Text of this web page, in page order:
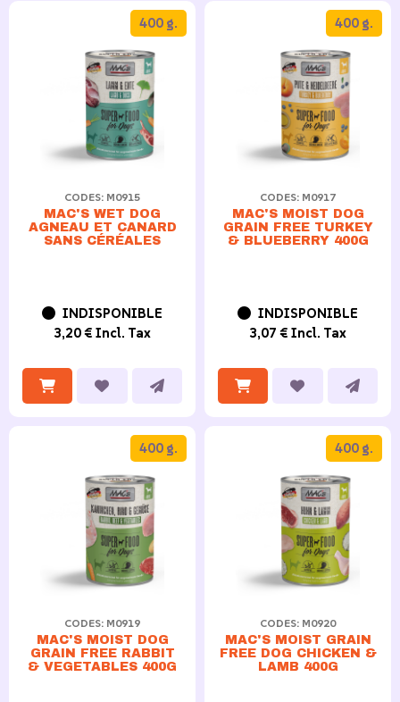
CODES: M0915
MAC'S WET DOG
AGNEAU ET CANARD
SANS CÉRÉALES
400 g.
INDISPONIBLE
3,20 € Incl. Tax
CODES: M0917
MAC'S MOIST DOG
GRAIN FREE TURKEY
& BLUEBERRY 400G
400 g.
INDISPONIBLE
3,07 € Incl. Tax
CODES: M0919
MAC'S MOIST DOG
GRAIN FREE RABBIT
& VEGETABLES 400G
400 g.
CODES: M0920
MAC'S MOIST GRAIN
FREE DOG CHICKEN &
LAMB 400G
400 g.